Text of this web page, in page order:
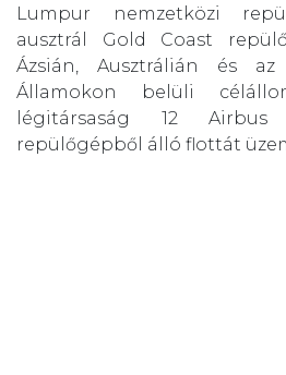
Lumpur nemzetközi
ausztrál Gold Coast
Ázsián, Ausztrálián és az
Államokon belüli
légitársaság 12 Airbus
repülőgépből álló flottát